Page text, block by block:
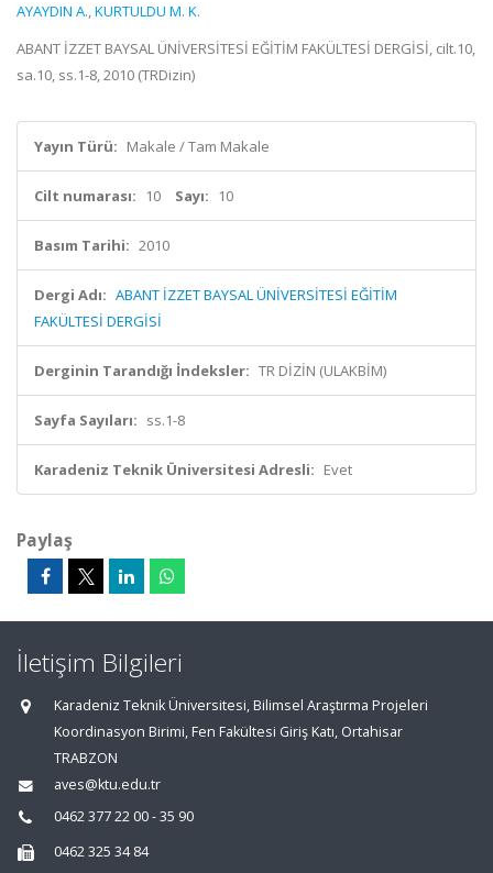
AYAYDIN A.,KURTULDU M. K.
ABANT İZZET BAYSAL ÜNİVERSİTESİ EĞİTİM FAKÜLTESİ DERGİSİ, cilt.10,
sa.10, ss.1-8, 2010 (TRDizin)
Yayın Türü: Makale / Tam Makale
Cilt numarası: 10 Sayı: 10
Basım Tarihi: 2010
Dergi Adı: ABANT İZZET BAYSAL ÜNİVERSİTESİ EĞİTİM
FAKÜLTESİ DERGİSİ
Derginin Tarandığı İndeksler: TR DİZİN (ULAKBİM)
Sayfa Sayıları: ss.1-8
Karadeniz Teknik Üniversitesi Adresli: Evet
Paylaş
İletişim Bilgileri
Karadeniz Teknik Üniversitesi, Bilimsel Araştırma Projeleri
Koordinasyon Birimi, Fen Fakültesi Giriş Katı, Ortahisar
TRABZON
aves@ktu.edu.tr
0462 377 22 00 - 35 90
0462 325 34 84